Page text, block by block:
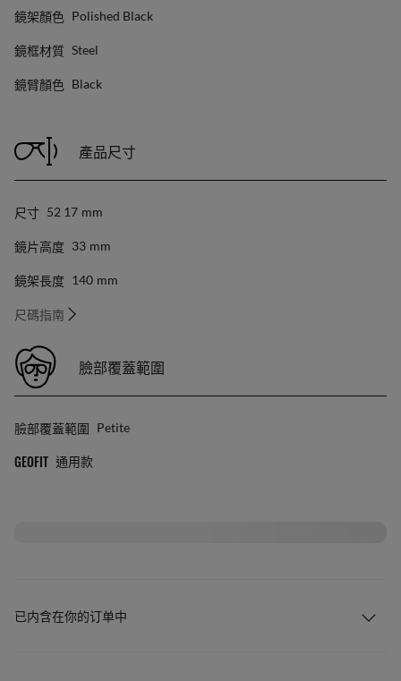
鏡架顏色 Polished Black
鏡框材質 Steel
鏡臂顏色 Black
產品尺寸
尺寸 52 17 Mm
鏡片高度 33 Mm
鏡架長度 140 Mm
尺碼指南
臉部覆蓋範圍
臉部覆蓋範圍 Petite
GEOFIT 通用款
已内含在你的订单中